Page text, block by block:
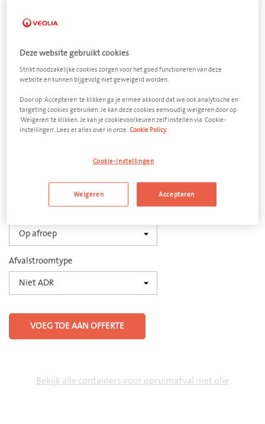
Opruimafval met olie
Dekselvat plastiek 120 liter
Afmeting
500 x 800 mm (d x h)
+
Afvalstroomtype
VOEG TOE AAN OFFERTE
Bekijk alle containers voor opruimafval met olie
Deze website gebruikt cookies
Strikt noodzakelijke cookies zorgen voor het goed functioneren van deze
website en kunnen bijgevolg niet geweigerd worden.
Door op 'Accepteren' te klikken ga je ermee akkoord dat we ook analytische en
targeting cookies gebruiken. Je kan deze cookies eenvoudig weigeren door op
'Weigeren' te klikken. Je kan je cookievoorkeuren zelf instellen via 'Cookie-
instellingen'. Lees er alles over in onze Cookie Policy.
Cookie-instellingen
Weigeren Accepteren